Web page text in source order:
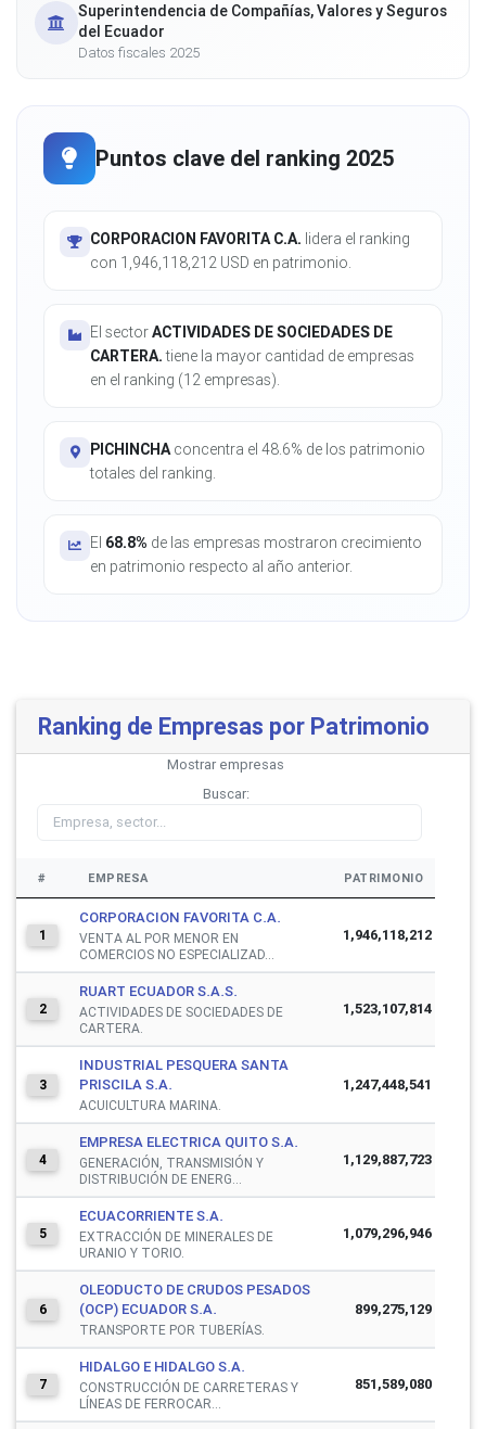
Superintendencia de Compañías, Valores y Seguros
del Ecuador
Datos fiscales 2025
Puntos clave del ranking 2025
CORPORACION FAVORITA C.A. lidera el ranking
con 1,946,118,212 USD en patrimonio.
El sectorACTIVIDADES DE SOCIEDADES DE
CARTERA.tiene la mayor cantidad de empresas
en el ranking (12 empresas).
PICHINCHAconcentra el 48.6% de los patrimonio
totales del ranking.
El 68.8% de las empresas mostraron crecimiento
en patrimonio respecto al año anterior.
Ranking de Empresas por Patrimonio
Mostrar empresas
Buscar:
# EMPRESA PATRIMONIO
1
CORPORACION FAVORITA C.A.
VENTA AL POR MENOR EN
COMERCIOS NO ESPECIALIZAD...
1,946,118,212
2
RUART ECUADOR S.A.S.
ACTIVIDADES DE SOCIEDADES DE
CARTERA.
1,523,107,814
3
INDUSTRIAL PESQUERA SANTA
PRISCILA S.A.
ACUICULTURA MARINA.
1,247,448,541
4
EMPRESA ELECTRICA QUITO S.A.
GENERACIÓN, TRANSMISIÓN Y
DISTRIBUCIÓN DE ENERG...
1,129,887,723
5
ECUACORRIENTE S.A.
EXTRACCIÓN DE MINERALES DE
URANIO Y TORIO.
1,079,296,946
6
OLEODUCTO DE CRUDOS PESADOS
(OCP) ECUADOR S.A.
TRANSPORTE POR TUBERÍAS.
899,275,129
7
HIDALGO E HIDALGO S.A.
CONSTRUCCIÓN DE CARRETERAS Y
LÍNEAS DE FERROCAR...
851,589,080